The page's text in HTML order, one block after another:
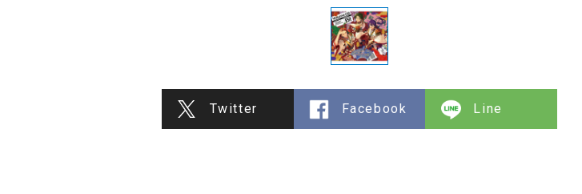
Twitter Facebook Line